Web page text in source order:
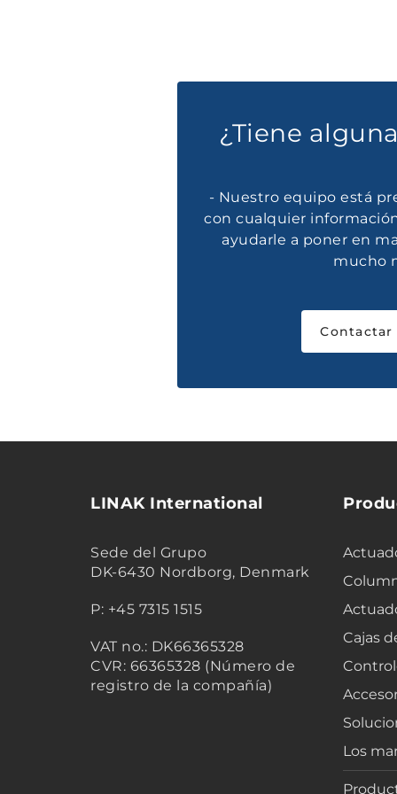
¿Tiene
- Nuestro equipo está
con cualquier
ayudarle a poner en
mucho
Contactar
LINAK International
Sede del Grupo
DK-6430 Nordborg, Denmark
P: +45 7315 1515
VAT no.: DK66365328
CVR: 66365328 (Número de
registro de la compañía)
Cajas
Los